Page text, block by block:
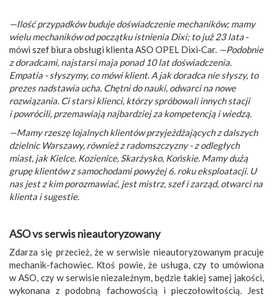
—Ilość przypadków buduje doświadczenie mechaników; mamy
wielu mechaników od początku istnienia Dixi; to już 23 lata -
mówi szef biura obsługi klienta ASO OPEL Dixi‑Car. —Podobnie
z doradcami, najstarsi maja ponad 10 lat doświadczenia.
Empatia - słyszymy, co mówi klient. A jak doradca nie słyszy, to
prezes nadstawia ucha. Chętni do nauki, odwarci na nowe
rozwiązania. Ci starsi klienci, którzy spróbowali innych stacji
i powrócili, przemawiają najbardziej za kompetencją i wiedzą.
—Mamy rzeszę lojalnych klientów przyjeżdżających z dalszych
dzielnic Warszawy, również z radomszczyzny - z odległych
miast, jak Kielce, Kozienice, Skarżysko, Końskie. Mamy dużą
grupę klientów z samochodami powyżej 6. roku eksploatacji. U
nas jest z kim porozmawiać, jest mistrz, szef i zarząd, otwarci na
klienta i sugestie.
ASO vs serwis nieautoryzowany
Zdarza się przecież, że w serwisie nieautoryzowanym pracuje
mechanik-fachowiec. Ktoś powie, że usługa, czy to umówiona
w ASO, czy w serwisie niezależnym, będzie takiej samej jakości,
wykonana z podobną fachowością i pieczołowitością. Jest